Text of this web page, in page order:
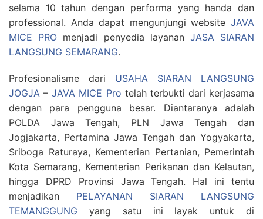
selama 10 tahun dengan performa yang handa dan
professional. Anda dapat mengunjungi website JAVA
MICE PRO menjadi penyedia layanan JASA SIARAN
LANGSUNG SEMARANG.
Profesionalisme dari USAHA SIARAN LANGSUNG
JOGJA –JAVA MICE Pro telah terbukti dari kerjasama
dengan para pengguna besar. Diantaranya adalah
POLDA Jawa Tengah, PLN Jawa Tengah dan
Jogjakarta, Pertamina Jawa Tengah dan Yogyakarta,
Sriboga Raturaya, Kementerian Pertanian, Pemerintah
Kota Semarang, Kementerian Perikanan dan Kelautan,
hingga DPRD Provinsi Jawa Tengah. Hal ini tentu
menjadikan PELAYANAN SIARAN LANGSUNG
TEMANGGUNG yang satu ini layak untuk di